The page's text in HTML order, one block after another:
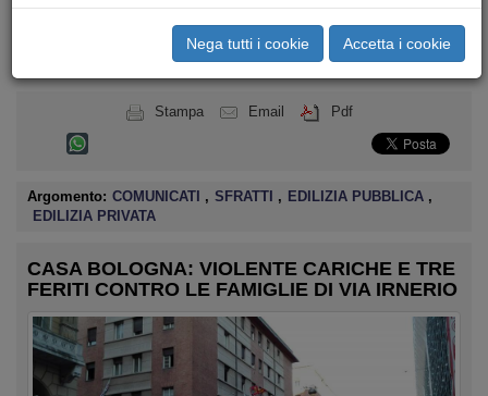
navigation
Toggle
Stampa Email Pdf
Argomento: COMUNICATI , SFRATTI , EDILIZIA PUBBLICA ,
EDILIZIA PRIVATA
CASA BOLOGNA: VIOLENTE CARICHE E TRE
FERITI CONTRO LE FAMIGLIE DI VIA IRNERIO
Nega tutti i cookie Accetta i cookie